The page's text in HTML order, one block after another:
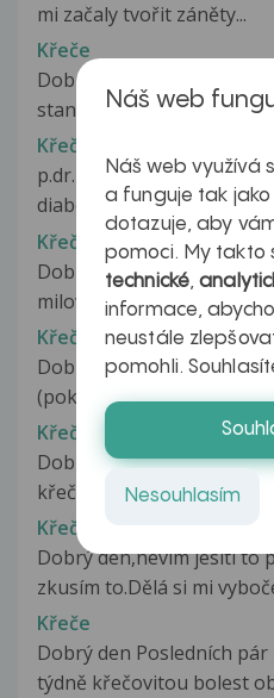
mi začaly tvořit záněty...
Křeče
Dobrý den já mám takový
stane že mam křeče tam
Křeče
p.dr. prosim o radu pro
diabetes,slinivka ji podle
Křeče
Dobry Den jsem v 21+3tt
milovani s manzelem me
Křeče
Dobrý den, už přes rok
(pokud nemám
Křeče
Dobrý den, prosím o
křeče do dolních končetin.
Křeče
Dobrý den,nevim jeslti to
zkusím to.Dělá si mi
Křeče
Dobrý den Posledních
týdně křečovitou bolest
Náš web
Náš web využívá
a funguje tak jako
dotazuje, aby
pomoci. My takto
technické,
informace,
neustále
pomohli.
Nesouhlasím